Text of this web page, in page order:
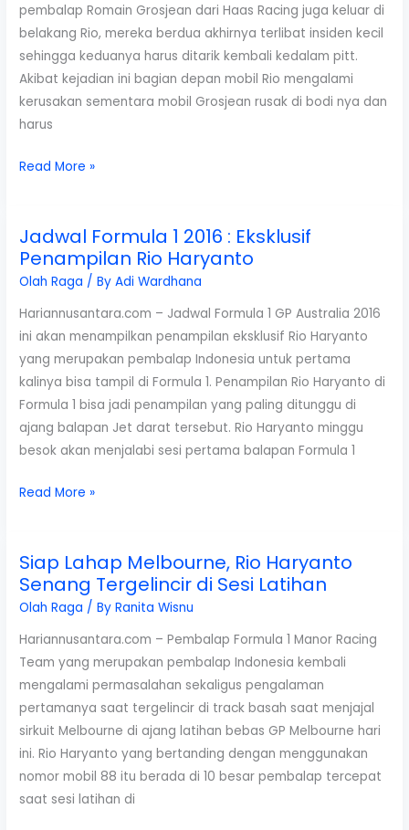
pembalap Romain Grosjean dari Haas Racing juga keluar di
belakang Rio, mereka berdua akhirnya terlibat insiden kecil
sehingga keduanya harus ditarik kembali kedalam pitt.
Akibat kejadian ini bagian depan mobil Rio mengalami
kerusakan sementara mobil Grosjean rusak di bodi nya dan
harus
Video
Lakukan
Kesalahan
Berbuah
Read More »
Jadwal Formula 1 2016 : Eksklusif
Penampilan Rio Haryanto
Olah Raga / ByAdi Wardhana
Hariannusantara.com – Jadwal Formula 1 GP Australia 2016
ini akan menampilkan penampilan eksklusif Rio Haryanto
yang merupakan pembalap Indonesia untuk pertama
kalinya bisa tampil di Formula 1. Penampilan Rio Haryanto di
Formula 1 bisa jadi penampilan yang paling ditunggu di
ajang balapan Jet darat tersebut. Rio Haryanto minggu
besok akan menjalabi sesi pertama balapan Formula 1
Jadwal
2016
:
Eksklusif
Haryanto
Read More »
Siap Lahap Melbourne, Rio Haryanto
Senang Tergelincir di Sesi Latihan
Olah Raga / ByRanita Wisnu
Hariannusantara.com – Pembalap Formula 1 Manor Racing
Team yang merupakan pembalap Indonesia kembali
mengalami permasalahan sekaligus pengalaman
pertamanya saat tergelincir di track basah saat menjajal
sirkuit Melbourne di ajang latihan bebas GP Melbourne hari
ini. Rio Haryanto yang bertanding dengan menggunakan
nomor mobil 88 itu berada di 10 besar pembalap tercepat
saat sesi latihan di